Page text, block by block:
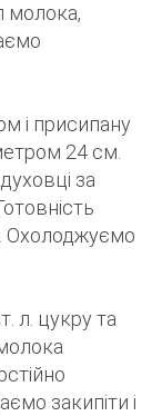
молока,
і присипану
24 см.
за
Охолоджуємо
л. цукру та
закипіти і